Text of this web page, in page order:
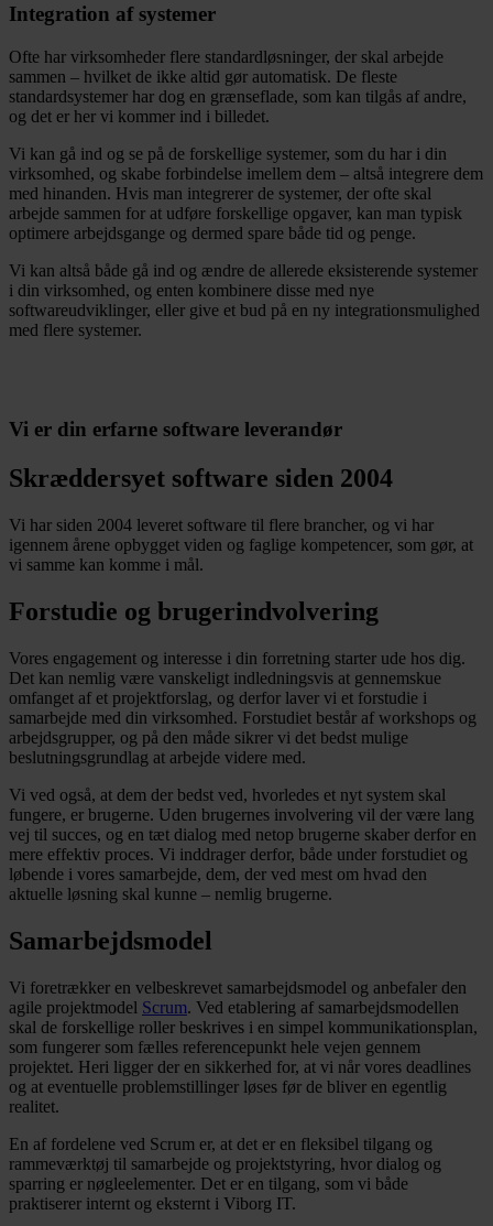
Integration af systemer
Ofte har virksomheder flere standardløsninger, der skal arbejde
sammen – hvilket de ikke altid gør automatisk. De fleste
standardsystemer har dog en grænseflade, som kan tilgås af andre,
og det er her vi kommer ind i billedet.
Vi kan gå ind og se på de forskellige systemer, som du har i din
virksomhed, og skabe forbindelse imellem dem – altså integrere dem
med hinanden. Hvis man integrerer de systemer, der ofte skal
arbejde sammen for at udføre forskellige opgaver, kan man typisk
optimere arbejdsgange og dermed spare både tid og penge.
Vi kan altså både gå ind og ændre de allerede eksisterende systemer
i din virksomhed, og enten kombinere disse med nye
softwareudviklinger, eller give et bud på en ny integrationsmulighed
med flere systemer.
Vi er din erfarne software leverandør
Skræddersyet software siden 2004
Vi har siden 2004 leveret software til flere brancher, og vi har
igennem årene opbygget viden og faglige kompetencer, som gør, at
vi samme kan komme i mål.
Forstudie og brugerindvolvering
Vores engagement og interesse i din forretning starter ude hos dig.
Det kan nemlig være vanskeligt indledningsvis at gennemskue
omfanget af et projektforslag, og derfor laver vi et forstudie i
samarbejde med din virksomhed. Forstudiet består af workshops og
arbejdsgrupper, og på den måde sikrer vi det bedst mulige
beslutningsgrundlag at arbejde videre med.
Vi ved også, at dem der bedst ved, hvorledes et nyt system skal
fungere, er brugerne. Uden brugernes involvering vil der være lang
vej til succes, og en tæt dialog med netop brugerne skaber derfor en
mere effektiv proces. Vi inddrager derfor, både under forstudiet og
løbende i vores samarbejde, dem, der ved mest om hvad den
aktuelle løsning skal kunne – nemlig brugerne.
Samarbejdsmodel
Vi foretrækker en velbeskrevet samarbejdsmodel og anbefaler den
agile projektmodel Scrum. Ved etablering af samarbejdsmodellen
skal de forskellige roller beskrives i en simpel kommunikationsplan,
som fungerer som fælles referencepunkt hele vejen gennem
projektet. Heri ligger der en sikkerhed for, at vi når vores deadlines
og at eventuelle problemstillinger løses før de bliver en egentlig
realitet.
En af fordelene ved Scrum er, at det er en fleksibel tilgang og
rammeværktøj til samarbejde og projektstyring, hvor dialog og
sparring er nøgleelementer. Det er en tilgang, som vi både
praktiserer internt og eksternt i Viborg IT.